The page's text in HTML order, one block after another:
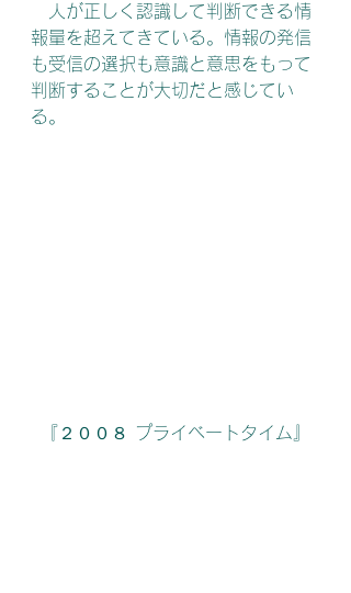
人が正しく認識して判断できる情
報量を超えてきている。情報の発信
も受信の選択も意識と意思をもって
判断することが大切だと感じてい
る。
『２００８ プライベートタイム』